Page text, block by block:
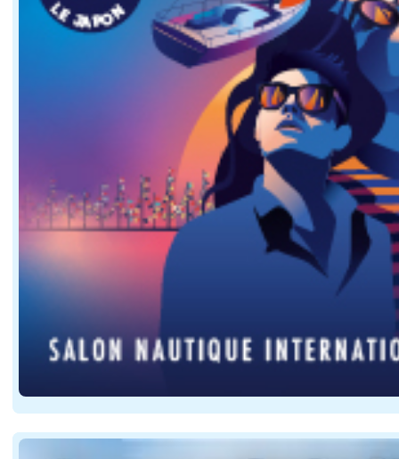
C'est probablement la question la plus intéressante
Les plans révèlent un cockpit généreux, un carré
Cette double personnalité constitue l'une des
Le Palm Beach GT50 RS ne cherche pas à séduire
50 nœuds : une vitesse qui change
Les 50 nœuds annoncés ne constituent pas
Cette philosophie modifie la façon d'utiliser le
Une consommation à la hauteur des
La puissance disponible a forcément une